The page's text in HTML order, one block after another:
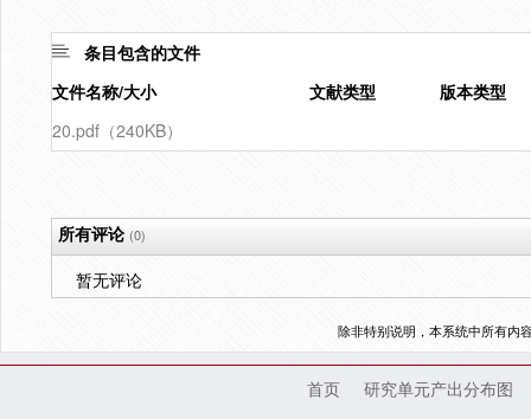
条目包含的文件
文件名称/大小
文献类型
版本类型
20.pdf（240KB）
所有评论(0)
暂无评论
除非特别说明，本系统中所有内
首页
研究单元产出分布图